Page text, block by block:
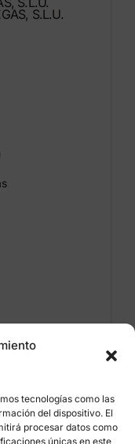
tecnologías como las
del dispositivo. El
procesar datos como
únicas en este
S.L.U.